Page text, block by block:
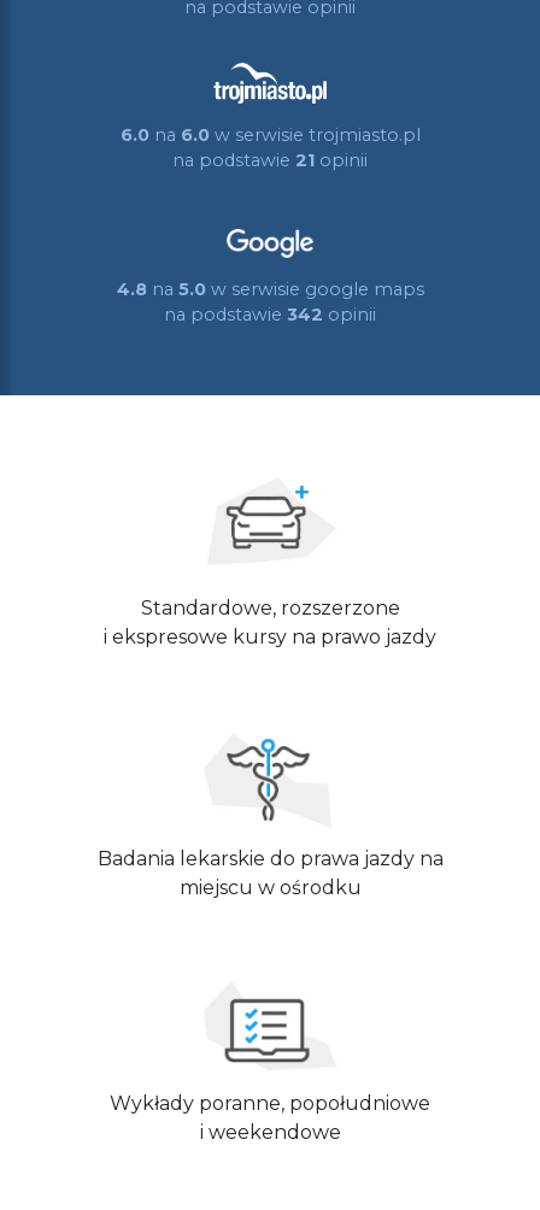
na podstawie opinii
6.0na 6.0w serwisie trojmiasto.pl
na podstawie 21 opinii
4.8 na 5.0w serwisie google maps
na podstawie 342 opinii
Standardowe, rozszerzone
i ekspresowe kursy na prawo jazdy
Badania lekarskie do prawa jazdy na
miejscu w ośrodku
Wykłady poranne, popołudniowe
i weekendowe